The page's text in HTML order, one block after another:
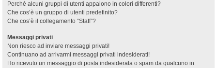
Perché alcuni gruppi di utenti appaiono in colori differenti?
Che cos’è un gruppo di utenti predefinito?
Che cos’è il collegamento “Staff”?
Messaggi privati
Non riesco ad inviare messaggi privati!
Continuano ad arrivarmi messaggi privati indesiderati!
Ho ricevuto un messaggio di posta indesiderata o spam da qualcuno in